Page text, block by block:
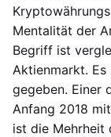
Mentalität der
Begriff ist
Aktienmarkt.
gegeben. Einer
Anfang 2018
ist die Mehrheit